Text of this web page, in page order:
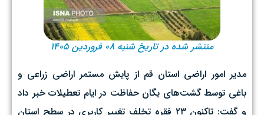
منتشر شده در تاریخ شنبه ۰۸ فروردین ۱۴۰۵
مدیر امور اراضی استان قم از پایش مستمر اراضی زراعی و
باغی توسط گشت‌های یگان حفاظت در ایام تعطیلات خبر داد
و گفت: تاکنون ۲۳ فقره تخلف تغییر کاربری در سطح استان